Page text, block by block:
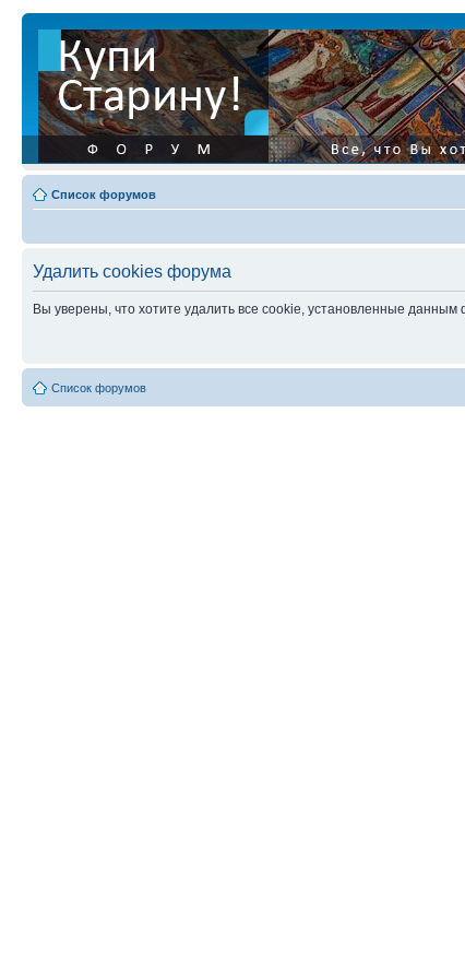
Список форумов
Удалить cookies форума
Вы уверены, что хотите удалить все cookie, установленные
Список форумов